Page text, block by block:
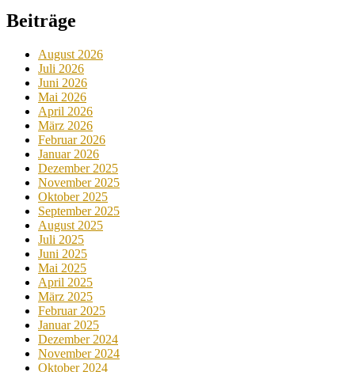
Beiträge
August 2026
Juli 2026
Juni 2026
Mai 2026
April 2026
März 2026
Februar 2026
Januar 2026
Dezember 2025
November 2025
Oktober 2025
September 2025
August 2025
Juli 2025
Juni 2025
Mai 2025
April 2025
März 2025
Februar 2025
Januar 2025
Dezember 2024
November 2024
Oktober 2024